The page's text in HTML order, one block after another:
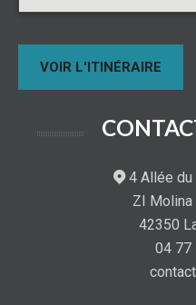
VOIR L'ITINÉRAIRE
4 Allée
ZI Molina
42350
04 77